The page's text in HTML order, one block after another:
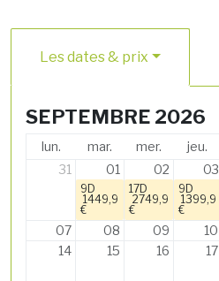
Les dates & prix
SEPTEMBRE 2026
lun. mar. mer. jeu.
31
01
9D
1449,9
€
02
17D
2749,9
€
03
9D
1399,9
€
07 08 09 10
14
15 16 17